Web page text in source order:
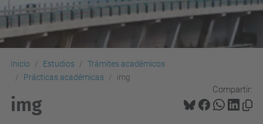
Inicio Estudios
Trámites académicos
Prácticas académicas
img
Compartir:
img